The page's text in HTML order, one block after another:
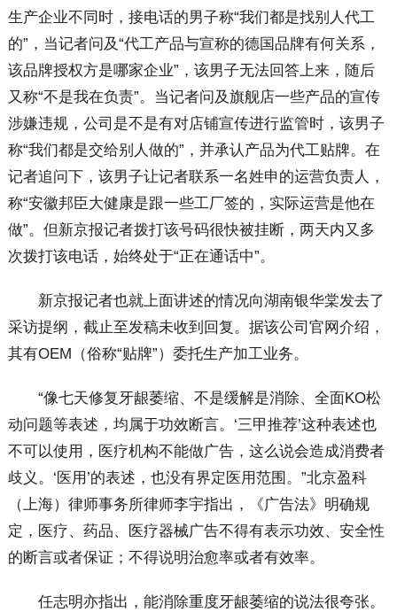
生产企业不同时，接电话的男子称“我们都是找别人代工
的”，当记者问及“代工产品与宣称的德国品牌有何关系，
该品牌授权方是哪家企业”，该男子无法回答上来，随后
又称“不是我在负责”。当记者问及旗舰店一些产品的宣传
涉嫌违规，公司是不是有对店铺宣传进行监管时，该男子
称“我们都是交给别人做的”，并承认产品为代工贴牌。在
记者追问下，该男子让记者联系一名姓申的运营负责人，
称“安徽邦臣大健康是跟一些工厂签的，实际运营是他在
做”。但新京报记者拨打该号码很快被挂断，两天内又多
次拨打该电话，始终处于“正在通话中”。
新京报记者也就上面讲述的情况向湖南银华棠发去了
采访提纲，截止至发稿未收到回复。据该公司官网介绍，
其有OEM（俗称“贴牌”）委托生产加工业务。
“像七天修复牙龈萎缩、不是缓解是消除、全面KO松
动问题等表述，均属于功效断言。‘三甲推荐’这种表述也
不可以使用，医疗机构不能做广告，这么说会造成消费者
歧义。‘医用’的表述，也没有界定医用范围。”北京盈科
（上海）律师事务所律师李宇指出，《广告法》明确规
定，医疗、药品、医疗器械广告不得有表示功效、安全性
的断言或者保证；不得说明治愈率或者有效率。
任志明亦指出，能消除重度牙龈萎缩的说法很夸张。